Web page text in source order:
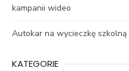
kampanii wideo
Autokar na wycieczkę
KATEGORIE